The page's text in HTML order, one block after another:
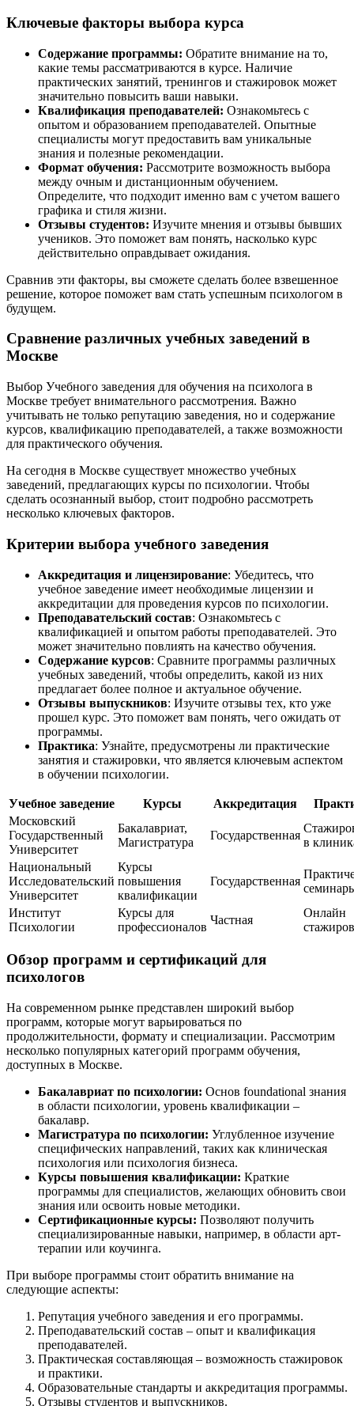
Ключевые факторы выбора курса
Содержание программы: Обратите внимание на то,
какие темы рассматриваются в курсе. Наличие
практических занятий, тренингов и стажировок может
значительно повысить ваши навыки.
Квалификация преподавателей: Ознакомьтесь с
опытом и образованием преподавателей. Опытные
специалисты могут предоставить вам уникальные
знания и полезные рекомендации.
Формат обучения: Рассмотрите возможность выбора
между очным и дистанционным обучением.
Определите, что подходит именно вам с учетом вашего
графика и стиля жизни.
Отзывы студентов: Изучите мнения и отзывы бывших
учеников. Это поможет вам понять, насколько курс
действительно оправдывает ожидания.
Сравнив эти факторы, вы сможете сделать более взвешенное
решение, которое поможет вам стать успешным психологом в
будущем.
Сравнение различных учебных заведений в
Москве
Выбор Учебного заведения для обучения на психолога в
Москве требует внимательного рассмотрения. Важно
учитывать не только репутацию заведения, но и содержание
курсов, квалификацию преподавателей, а также возможности
для практического обучения.
На сегодня в Москве существует множество учебных
заведений, предлагающих курсы по психологии. Чтобы
сделать осознанный выбор, стоит подробно рассмотреть
несколько ключевых факторов.
Критерии выбора учебного заведения
Аккредитация и лицензирование: Убедитесь, что
учебное заведение имеет необходимые лицензии и
аккредитации для проведения курсов по психологии.
Преподавательский состав: Ознакомьтесь с
квалификацией и опытом работы преподавателей. Это
может значительно повлиять на качество обучения.
Содержание курсов: Сравните программы различных
учебных заведений, чтобы определить, какой из них
предлагает более полное и актуальное обучение.
Отзывы выпускников: Изучите отзывы тех, кто уже
прошел курс. Это поможет вам понять, чего ожидать от
программы.
Практика: Узнайте, предусмотрены ли практические
занятия и стажировки, что является ключевым аспектом
в обучении психологии.
Учебное заведение Курсы Аккредитация
Московский
Государственный
Университет
Бакалавриат,
Магистратура
Государственная
в
Национальный
Исследовательский
Университет
Курсы
повышения
квалификации
Государственная
Институт
Психологии
Курсы для
профессионалов
Частная
Онлайн
Обзор программ и сертификаций для
психологов
На современном рынке представлен широкий выбор
программ, которые могут варьироваться по
продолжительности, формату и специализации. Рассмотрим
несколько популярных категорий программ обучения,
доступных в Москве.
Бакалавриат по психологии: Основ foundational знания
в области психологии, уровень квалификации –
бакалавр.
Магистратура по психологии: Углубленное изучение
специфических направлений, таких как клиническая
психология или психология бизнеса.
Курсы повышения квалификации: Краткие
программы для специалистов, желающих обновить свои
знания или освоить новые методики.
Сертификационные курсы: Позволяют получить
специализированные навыки, например, в области арт-
терапии или коучинга.
При выборе программы стоит обратить внимание на
следующие аспекты:
Репутация учебного заведения и его программы.
Преподавательский состав – опыт и квалификация
преподавателей.
Практическая составляющая – возможность стажировок
и практики.
Образовательные стандарты и аккредитация программы.
Отзывы студентов и выпускников.